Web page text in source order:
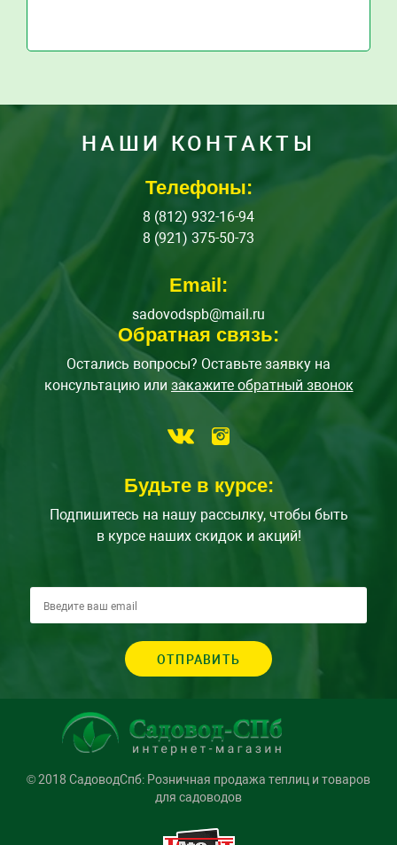
НАШИ КОНТАКТЫ
Телефоны:
8 (812) 932-16-94
8 (921) 375-50-73
Email:
sadovodspb@mail.ru
Обратная связь:
Остались вопросы? Оставьте заявку на
консультацию или закажите обратный звонок
Будьте в курсе:
Подпишитесь на нашу рассылку, чтобы быть
в курсе наших скидок и акций!
ОТПРАВИТЬ
© 2018 СадоводСпб: Розничная продажа теплиц и товаров
для садоводов